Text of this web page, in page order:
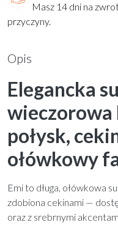
Masz 14 dni na
przyczyny.
Opis
Elegancka
wieczorowa
połysk,
ołówkowy
Emi to długa, ołówkowa
zdobiona cekinami —
oraz z srebrnymi